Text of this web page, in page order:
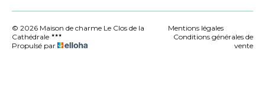
© 2026 Maison de charme Le Clos de la
Cathédrale
Propulsé par
Mentions légales
Conditions générales de
vente